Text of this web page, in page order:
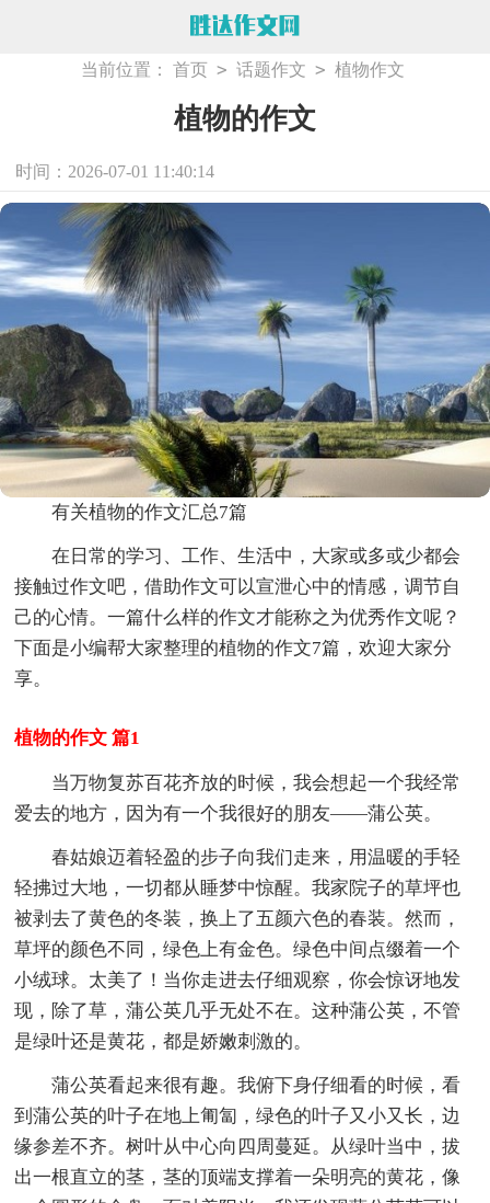
当前位置： 首页 > 话题作文 > 植物作文
植物的作文
时间：2026-07-01 11:40:14
有关植物的作文汇总7篇
在日常的学习、工作、生活中，大家或多或少都会
接触过作文吧，借助作文可以宣泄心中的情感，调节自
己的心情。一篇什么样的作文才能称之为优秀作文呢？
下面是小编帮大家整理的植物的作文7篇，欢迎大家分
享。
植物的作文 篇1
当万物复苏百花齐放的时候，我会想起一个我经常
爱去的地方，因为有一个我很好的朋友——蒲公英。
春姑娘迈着轻盈的步子向我们走来，用温暖的手轻
轻拂过大地，一切都从睡梦中惊醒。我家院子的草坪也
被剥去了黄色的冬装，换上了五颜六色的春装。然而，
草坪的颜色不同，绿色上有金色。绿色中间点缀着一个
小绒球。太美了！当你走进去仔细观察，你会惊讶地发
现，除了草，蒲公英几乎无处不在。这种蒲公英，不管
是绿叶还是黄花，都是娇嫩刺激的。
蒲公英看起来很有趣。我俯下身仔细看的时候，看
到蒲公英的叶子在地上匍匐，绿色的叶子又小又长，边
缘参差不齐。树叶从中心向四周蔓延。从绿叶当中，拔
出一根直立的茎，茎的顶端支撑着一朵明亮的黄花，像